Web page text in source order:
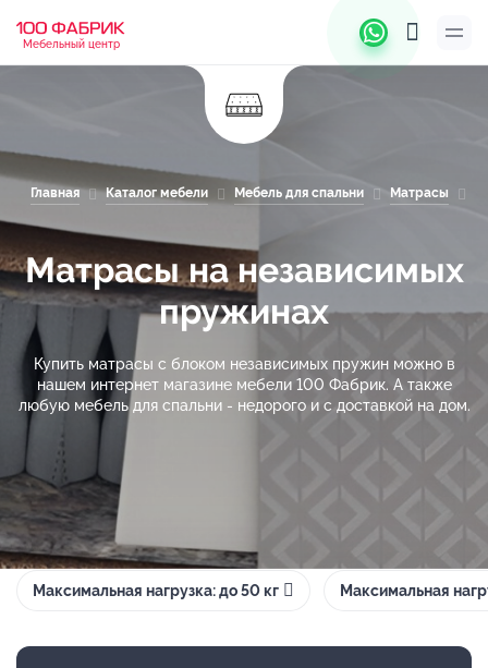
Мебельный центр
Главная Каталог мебели Мебель для спальни Матрасы
Матрасы на независимых
пружинах
Купить матрасы с блоком независимых пружин можно в
нашем интернет магазине мебели 100 Фабрик. А также
любую мебель для спальни - недорого и с доставкой на дом.
Максимальная нагрузка: до 50 кг Максимальная